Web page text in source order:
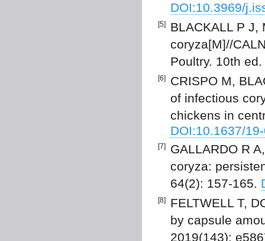
DOI:10.3969/
[5]
BLACKALL P J,
coryza[M]//
Poultry. 10th
[6]
CRISPO M,
of infectious
chickens in
DOI:10.1637/
[7]
GALLARDO R
coryza:
64(2): 157-165.
[8]
FELTWELL T,
by capsule
2019(143):